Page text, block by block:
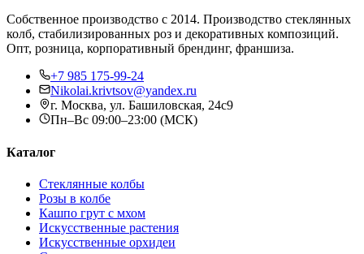
Собственное производство с 2014. Производство стеклянных
колб, стабилизированных роз и декоративных композиций.
Опт, розница, корпоративный брендинг, франшиза.
+7 985 175-99-24
Nikolai.krivtsov@yandex.ru
г. Москва, ул. Башиловская, 24с9
Пн–Вс 09:00–23:00 (МСК)
Каталог
Стеклянные колбы
Розы в колбе
Кашпо грут с мхом
Искусственные растения
Искусственные орхидеи